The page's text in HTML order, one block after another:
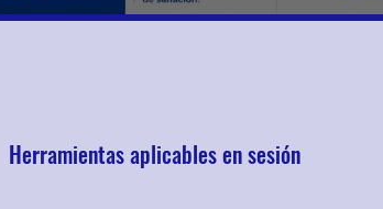
Herramientas aplicables en sesión